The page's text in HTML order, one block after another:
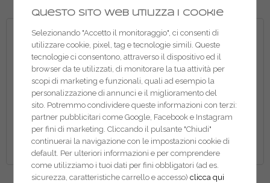
Beta giramaschi a
Beta giramaschi a
Questo sito web utilizza i cookie
Selezionando "Accetto il monitoraggio", ci consenti di
utilizzare cookie, pixel, tag e tecnologie simili. Queste
tecnologie ci consentono, attraverso il dispositivo ed il
browser da te utilizzati, di monitorare la tua attività per
scopi di marketing e funzionali, quali ad esempio la
personalizzazione di annunci e il miglioramento del
sito. Potremmo condividere queste informazioni con terzi:
partner pubblicitari come Google, Facebook e Instagram
per fini di marketing. Cliccando il pulsante "Chiudi"
continuerai la navigazione con le impostazioni cookie di
default. Per ulteriori informazioni e per comprendere
come utilizziamo i tuoi dati per fini obbligatori (ad es.
sicurezza, caratteristiche carrello e accesso)clicca qui